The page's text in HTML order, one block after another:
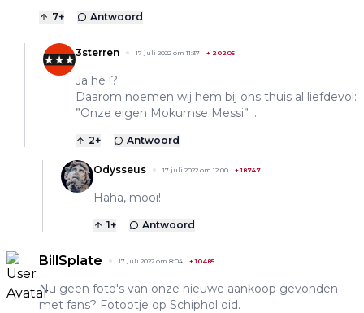
7+ Antwoord
3sterren 17 juli 2022 om 11:37 + 20205
Ja hè !?
Daarom noemen wij hem bij ons thuis al liefdevol:
”Onze eigen Mokumse Messi” ...
2+ Antwoord
Odysseus 17 juli 2022 om 12:00 +18747
Haha, mooi!
1+ Antwoord
BillSplate 17 juli 2022 om 8:04 +10485
Nu geen foto's van onze nieuwe aankoop gevonden
met fans? Fotootje op Schiphol oid.